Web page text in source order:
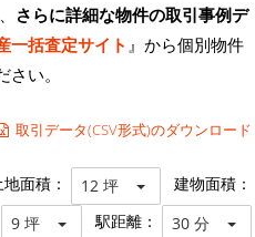
さらに詳細な物件の取引事例デ
一括査定サイト 』から個別物件
い。
取引データ(CSV形式)のダウンロード
地面積： 12 坪 建物面積：
9 坪 駅距離： 30 分